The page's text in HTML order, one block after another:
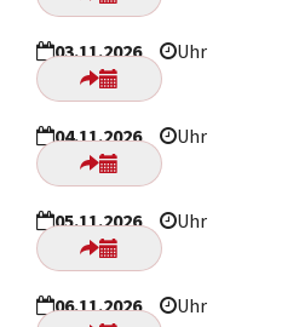
03.11.2026 Uhr
04.11.2026 Uhr
05.11.2026 Uhr
06.11.2026 Uhr